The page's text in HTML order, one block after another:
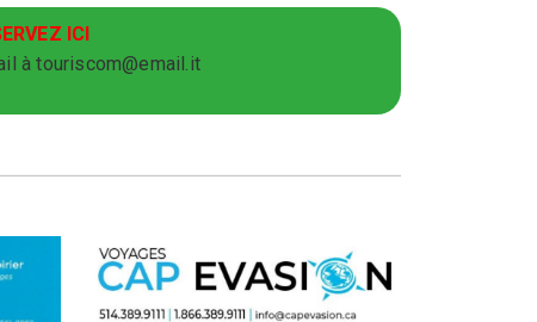
ICI
à touriscom@email.it